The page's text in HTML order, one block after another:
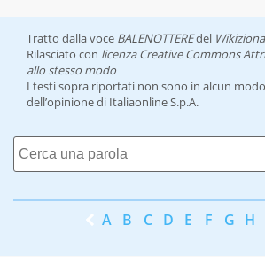
Tratto dalla voce BALENOTTEREdel
Rilasciato con licenza Creative Commons
allo stesso modo
I testi sopra riportati non sono in alcun
dell’opinione di Italiaonline S.p.A.
A B C D E F G H